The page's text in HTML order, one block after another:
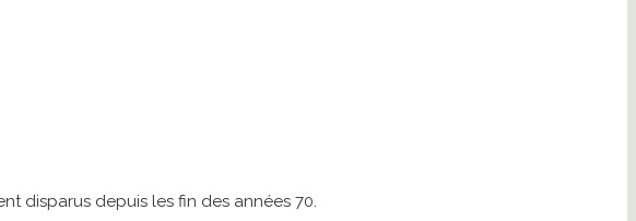
disparus depuis les fin des années 70.